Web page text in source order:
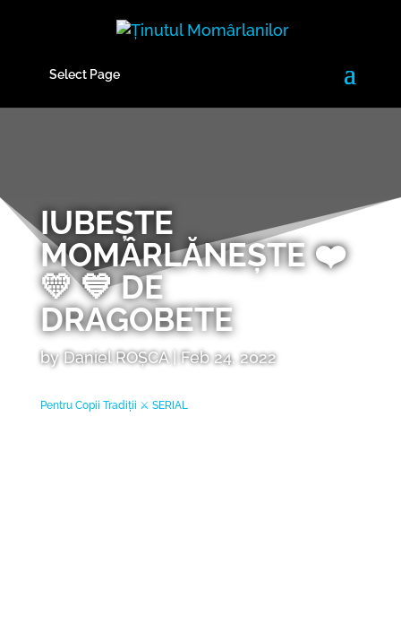
Select Page
IUBEȘTE
MOMÂRLĂNEȘTE ❤️
💛 💙 DE
DRAGOBETE
byDaniel ROȘCA|Feb 24, 2022
Pentru Copii Tradiții ⚔️ SERIAL